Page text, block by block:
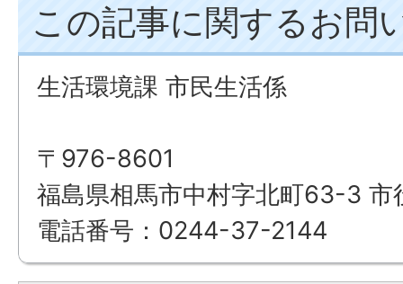
この記事に関するお問
生活環境課 市民生活係
〒976-8601
福島県相馬市中村字北町63-3 市
電話番号：0244-37-2144